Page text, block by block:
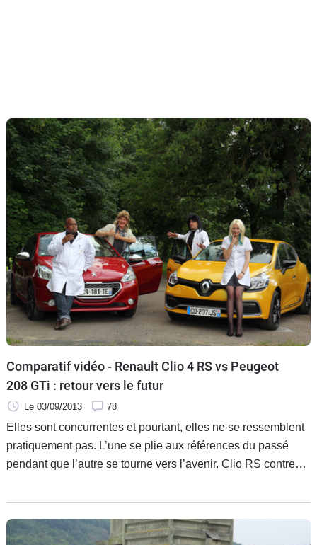
Comparatif vidéo - Renault Clio 4 RS vs Peugeot
208 GTi : retour vers le futur
Le 03/09/2013 78
Elles sont concurrentes et pourtant, elles ne se ressemblent
pratiquement pas. L’une se plie aux références du passé
pendant que l’autre se tourne vers l’avenir. Clio RS contre